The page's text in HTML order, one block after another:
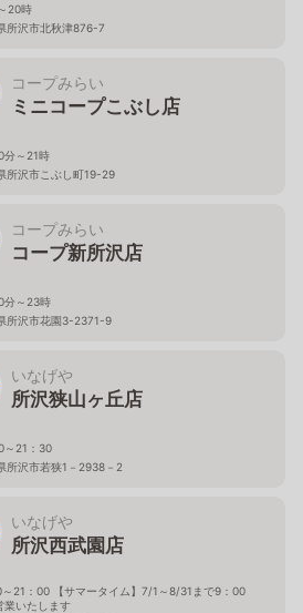
20時
所沢市北秋津876-7
コープみらい
ミニコープこぶし店
分～21時
所沢市こぶし町19-29
コープみらい
コープ新所沢店
分～23時
所沢市花園3-2371-9
いなげや
所沢狭山ヶ丘店
～21：30
所沢市若狭1－2938－2
いなげや
所沢西武園店
21：00 【サマータイム】7/1～8/31まで9：00
業いたします